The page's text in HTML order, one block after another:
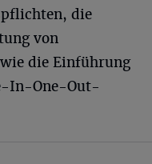
die
von
die Einführung
In-One-Out-